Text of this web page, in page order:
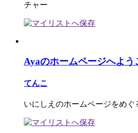
チャー
Ayaのホームページへよう
てんこ
いにしえのホームページをめぐ